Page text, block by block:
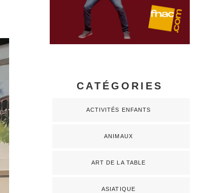
CATÉGORIES
ACTIVITÉS ENFANTS
ANIMAUX
ART DE LA TABLE
ASIATIQUE